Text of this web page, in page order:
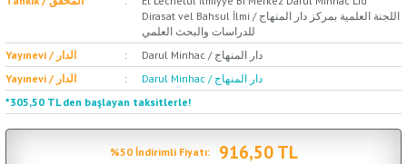
Dirasat vel Bahsul İlmi / اللجنة العلمية بمركز دار المنهاج
للدراسات والبحث العلمي
Yayınevi / الدار
Darul Minhac / دار المنهاج
Yayınevi / الدار
Darul Minhac / دار المنهاج
*305,50 TL den başlayan taksitlerle!
%50 İndirimli Fiyatı: 916,50 TL